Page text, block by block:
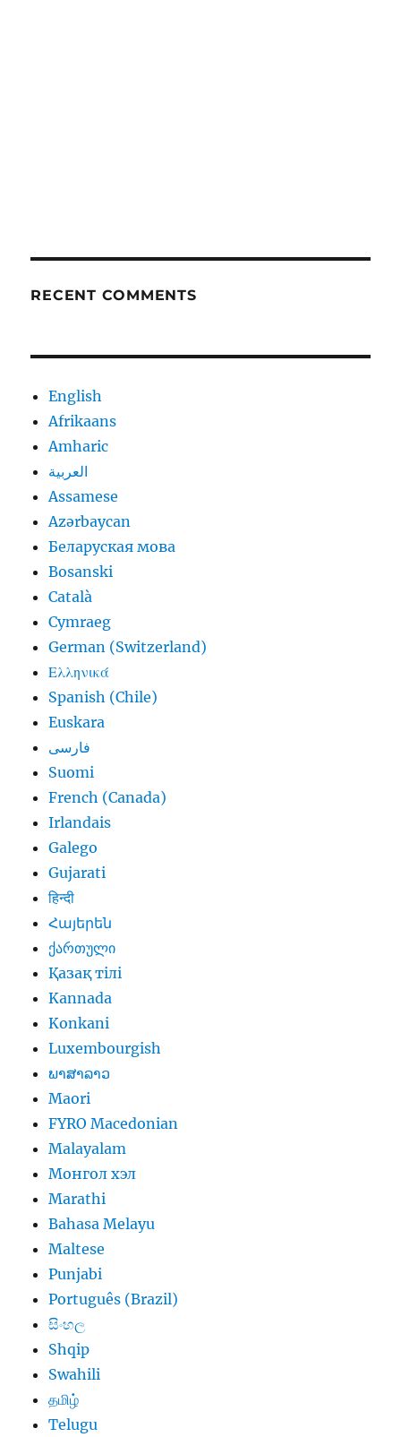
RECENT COMMENTS
English
Afrikaans
Amharic
العربية
Assamese
Azərbaycan
Беларуская мова
Bosanski
Català
Cymraeg
German (Switzerland)
Ελληνικά
Spanish (Chile)
Euskara
فارسی
Suomi
French (Canada)
Irlandais
Galego
Gujarati
हिन्दी
Հայերեն
ქართული
Қазақ тілі
Kannada
Konkani
Luxembourgish
ພາສາລາວ
Maori
FYRO Macedonian
Malayalam
Монгол хэл
Marathi
Bahasa Melayu
Maltese
Punjabi
Português (Brazil)
සිංහල
Shqip
Swahili
தமிழ்
Telugu